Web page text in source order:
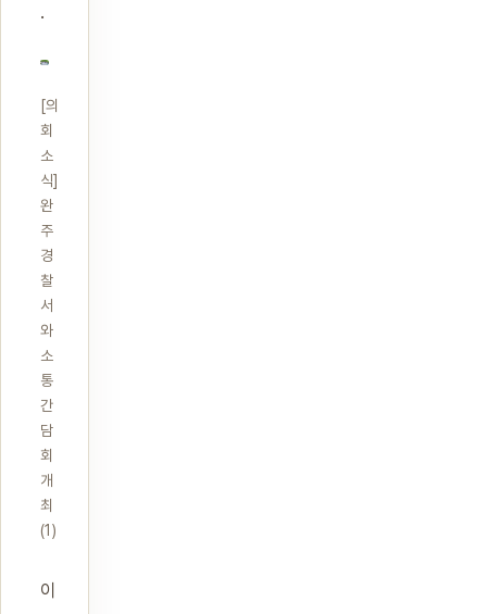
.
[의
회
소
식]
완
주
경
찰
서
와
소
통
간
담
회
개
최
(1)
이